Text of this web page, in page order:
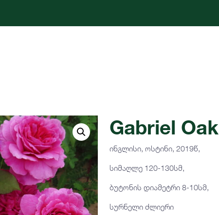
Gabriel Oak
ინგლისი, ოსტინი, 2019წ,
სიმაღლე 120-130სმ,
ბუტონის დიამეტრი 8-10სმ,
სურნელი ძლიერი